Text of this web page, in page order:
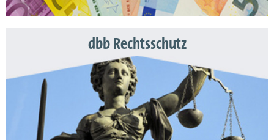
dbb Rechtsschutz